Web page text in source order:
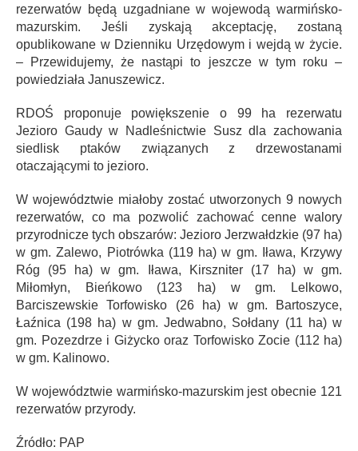
rezerwatów będą uzgadniane w wojewodą warmińsko-
mazurskim. Jeśli zyskają akceptację, zostaną
opublikowane w Dzienniku Urzędowym i wejdą w życie.
– Przewidujemy, że nastąpi to jeszcze w tym roku –
powiedziała Januszewicz.
RDOŚ proponuje powiększenie o 99 ha rezerwatu
Jezioro Gaudy w Nadleśnictwie Susz dla zachowania
siedlisk ptaków związanych z drzewostanami
otaczającymi to jezioro.
W województwie miałoby zostać utworzonych 9 nowych
rezerwatów, co ma pozwolić zachować cenne walory
przyrodnicze tych obszarów: Jezioro Jerzwałdzkie (97 ha)
w gm. Zalewo, Piotrówka (119 ha) w gm. Iława, Krzywy
Róg (95 ha) w gm. Iława, Kirszniter (17 ha) w gm.
Miłomłyn, Bieńkowo (123 ha) w gm. Lelkowo,
Barciszewskie Torfowisko (26 ha) w gm. Bartoszyce,
Łaźnica (198 ha) w gm. Jedwabno, Sołdany (11 ha) w
gm. Pozezdrze i Giżycko oraz Torfowisko Zocie (112 ha)
w gm. Kalinowo.
W województwie warmińsko-mazurskim jest obecnie 121
rezerwatów przyrody.
Źródło: PAP